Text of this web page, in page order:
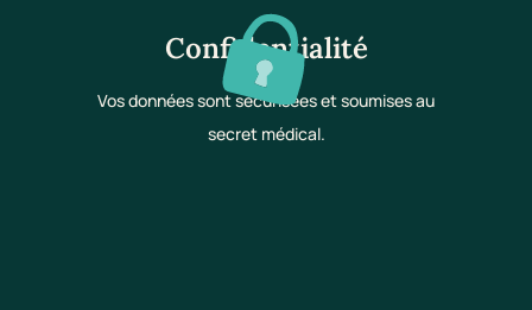
Confidentialité
Vos données sont sécurisées et soumises au
secret médical.